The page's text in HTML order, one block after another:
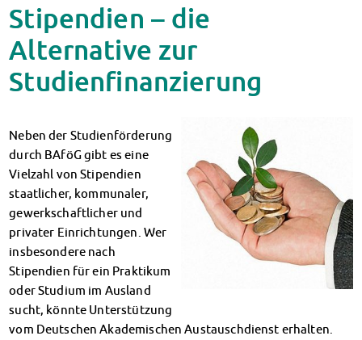
Dokumente
BAföG-Sprechstunden
Kredite & Stipendien
AnsprechpartnerInnen
Mensen & Cafeterien
JoGo – Studibar + Eventspace
Klimabewusst essen
Mensa-FAQs
CampusCatering
MensaFeedback
AnsprechpartnerInnen
Wohnen
Wohnheime im Überblick
Wohnheime in Magdeburg
Wohnheime in Wernigerode
Wohnheimantrag & -service
Stipendien – die
Alternative zur
Studienfinanzierung
Neben der Studienförderung
durch BAföG gibt es eine
Vielzahl von Stipendien
staatlicher, kommunaler,
gewerkschaftlicher und
privater Einrichtungen. Wer
insbesondere nach
Stipendien für ein Praktikum
oder Studium im Ausland
sucht, könnte Unterstützung
vom Deutschen Akademischen Austauschdienst erhalten.